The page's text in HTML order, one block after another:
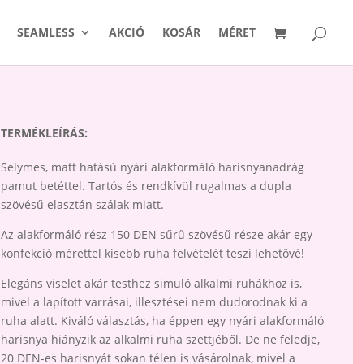
SEAMLESS AKCIÓ KOSÁR MÉRET
TERMÉKLEÍRÁS:
Selymes, matt hatású nyári alakformáló harisnyanadrág
pamut betéttel. Tartós és rendkívül rugalmas a dupla
szövésű elasztán szálak miatt.
Az alakformáló rész 150 DEN sűrű szövésű része akár egy
konfekció mérettel kisebb ruha felvételét teszi lehetővé!
Elegáns viselet akár testhez simuló alkalmi ruhákhoz is,
mivel a lapított varrásai, illesztései nem dudorodnak ki a
ruha alatt. Kiváló választás, ha éppen egy nyári alakformáló
harisnya hiányzik az alkalmi ruha szettjéből. De ne feledje,
20 DEN-es harisnyát sokan télen is vásárolnak, mivel a